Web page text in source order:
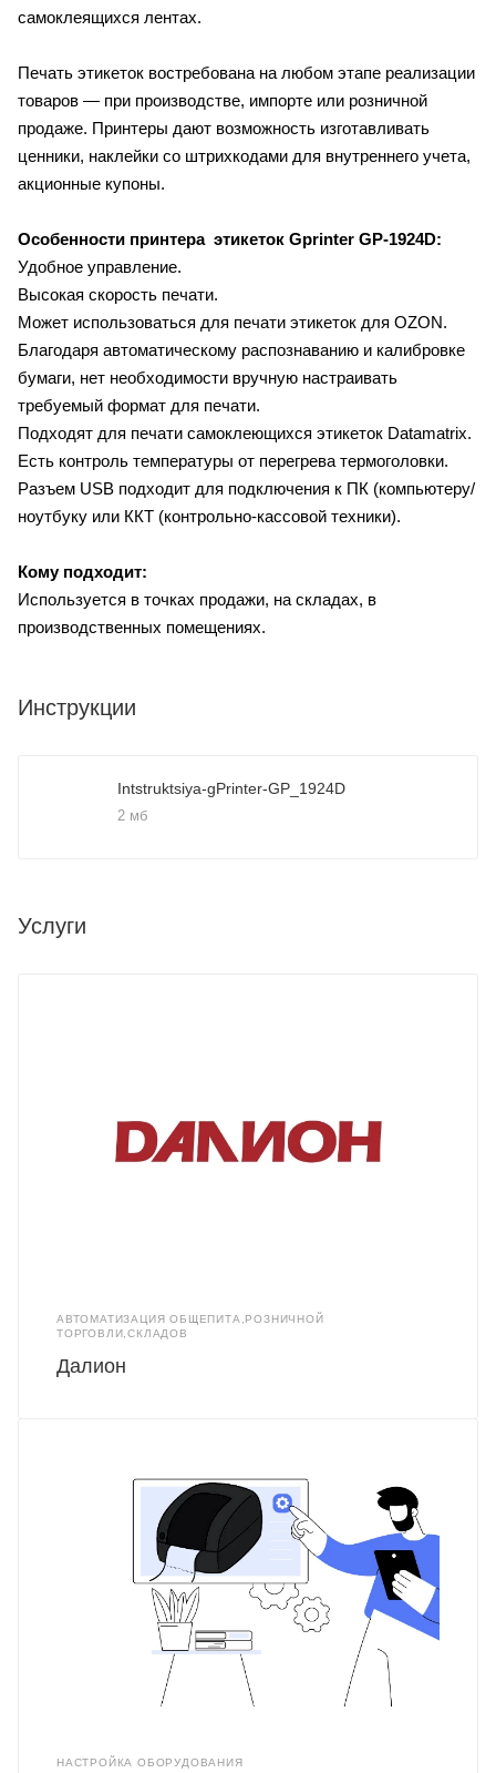
самоклеящихся лентах.
Печать этикеток востребована на любом этапе реализации
товаров — при производстве, импорте или розничной
продаже. Принтеры дают возможность изготавливать
ценники, наклейки со штрихкодами для внутреннего учета,
акционные купоны.
Особенности принтера этикеток Gprinter GP-1924D:
Удобное управление.
Высокая скорость печати.
Может использоваться для печати этикеток для OZON.
Благодаря автоматическому распознаванию и калибровке
бумаги, нет необходимости вручную настраивать
требуемый формат для печати.
Подходят для печати самоклеющихся этикеток Datamatrix.
Есть контроль температуры от перегрева термоголовки.
Разъем USB подходит для подключения к ПК (компьютеру/
ноутбуку или ККТ (контрольно-кассовой техники).
Кому подходит:
Используется в точках продажи, на складах, в
производственных помещениях.
Инструкции
Intstruktsiya-gPrinter-GP_1924D
2 мб
Услуги
АВТОМАТИЗАЦИЯ ОБЩЕПИТА,РОЗНИЧНОЙ
ТОРГОВЛИ,СКЛАДОВ
Далион
НАСТРОЙКА ОБОРУДОВАНИЯ